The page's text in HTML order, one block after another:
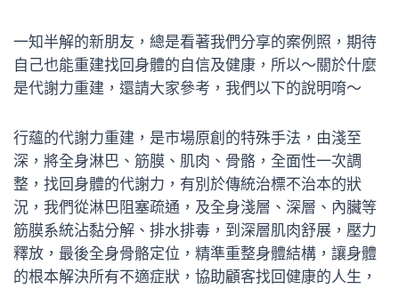
一知半解的新朋友，總是看著我們分享的案例照，期待
自己也能重建找回身體的自信及健康，所以～關於什麼
是代謝力重建，還請大家參考，我們以下的說明唷～
行蘊的代謝力重建，是市場原創的特殊手法，由淺至
深，將全身淋巴、筋膜、肌肉、骨骼，全面性一次調
整，找回身體的代謝力，有別於傳統治標不治本的狀
況，我們從淋巴阻塞疏通，及全身淺層、深層、內臟等
筋膜系統沾黏分解、排水排毒，到深層肌肉舒展，壓力
釋放，最後全身骨骼定位，精準重整身體結構，讓身體
的根本解決所有不適症狀，協助顧客找回健康的人生，